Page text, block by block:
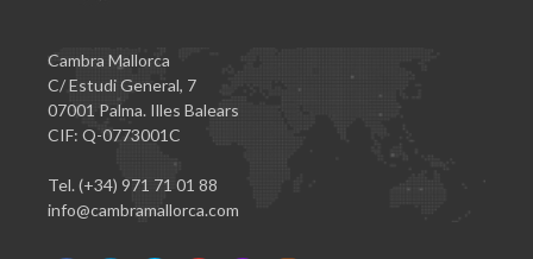
Cambra Mallorca
C/ Estudi General, 7
07001 Palma. Illes Balears
CIF: Q-0773001C
Tel. (+34) 971 71 01 88
info@cambramallorca.com